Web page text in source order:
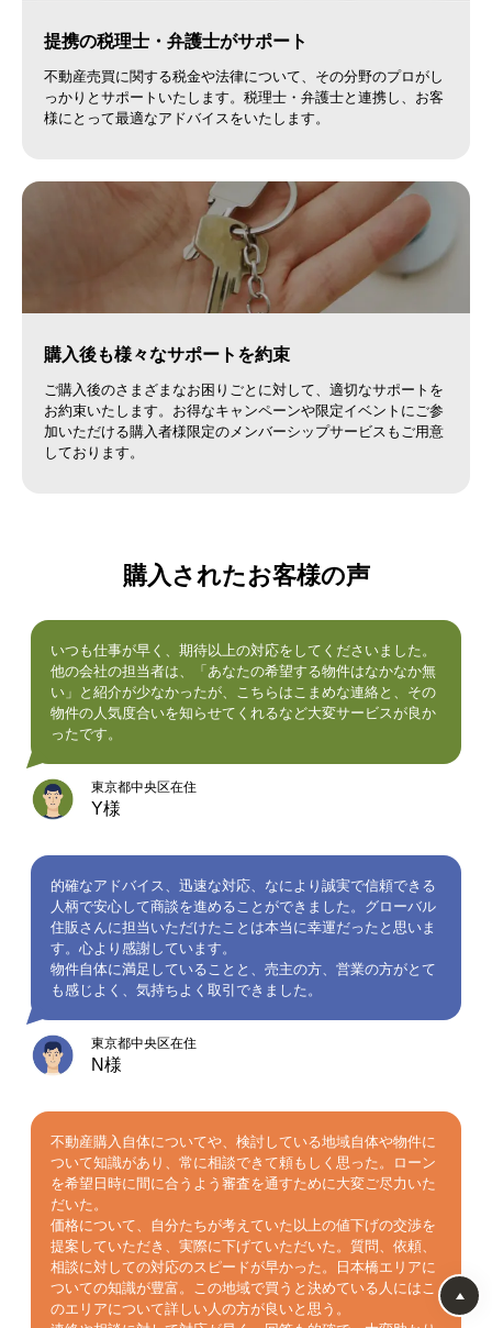
提携の税理士・弁護士がサポート
不動産売買に関する税金や法律について、その分野のプロがし
っかりとサポートいたします。税理士・弁護士と連携し、お客
様にとって最適なアドバイスをいたします。
購入後も様々なサポートを約束
ご購入後のさまざまなお困りごとに対して、適切なサポートを
お約束いたします。お得なキャンペーンや限定イベントにご参
加いただける購入者様限定のメンバーシップサービスもご用意
しております。
購入されたお客様の声
いつも仕事が早く、期待以上の対応をしてくださいました。
他の会社の担当者は、「あなたの希望する物件はなかなか無
い」と紹介が少なかったが、こちらはこまめな連絡と、その
物件の人気度合いを知らせてくれるなど大変サービスが良か
ったです。
東京都中央区在住
Y様
的確なアドバイス、迅速な対応、なにより誠実で信頼できる
人柄で安心して商談を進めることができました。グローバル
住販さんに担当いただけたことは本当に幸運だったと思いま
す。心より感謝しています。
物件自体に満足していることと、売主の方、営業の方がとて
も感じよく、気持ちよく取引できました。
東京都中央区在住
N様
不動産購入自体についてや、検討している地域自体や物件に
ついて知識があり、常に相談できて頼もしく思った。ローン
を希望日時に間に合うよう審査を通すために大変ご尽力いた
だいた。
価格について、自分たちが考えていた以上の値下げの交渉を
提案していただき、実際に下げていただいた。質問、依頼、
相談に対しての対応のスピードが早かった。日本橋エリアに
ついての知識が豊富。この地域で買うと決めている人にはこ
のエリアについて詳しい人の方が良いと思う。